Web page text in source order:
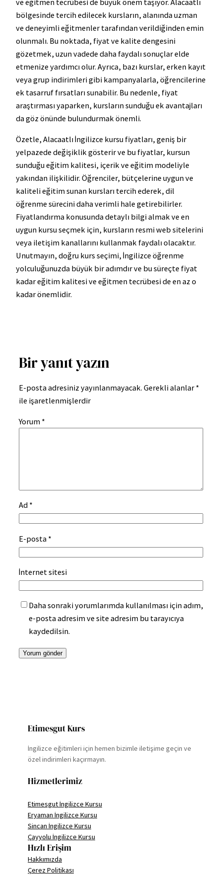
bölgesinde tercih edilecek kursların, alanında uzman
ve deneyimli eğitmenler tarafından verildiğinden emin
olunmalı. Bu noktada, fiyat ve kalite dengesini
gözetmek, uzun vadede daha faydalı sonuçlar elde
etmenize yardımcı olur. Ayrıca, bazı kurslar, erken kayıt
veya grup indirimleri gibi kampanyalarla, öğrencilerine
ek tasarruf fırsatları sunabilir. Bu nedenle, fiyat
araştırması yaparken, kursların sunduğu ek avantajları
da göz önünde bulundurmak önemli.
Özetle, Alacaatlı İngilizce kursu fiyatları, geniş bir
yelpazede değişiklik gösterir ve bu fiyatlar, kursun
sunduğu eğitim kalitesi, içerik ve eğitim modeliyle
yakından ilişkilidir. Öğrenciler, bütçelerine uygun ve
kaliteli eğitim sunan kursları tercih ederek, dil
öğrenme sürecini daha verimli hale getirebilirler.
Fiyatlandırma konusunda detaylı bilgi almak ve en
uygun kursu seçmek için, kursların resmi web sitelerini
veya iletişim kanallarını kullanmak faydalı olacaktır.
Unutmayın, doğru kurs seçimi, İngilizce öğrenme
yolculuğunuzda büyük bir adımdır ve bu süreçte fiyat
kadar eğitim kalitesi ve eğitmen tecrübesi de en az o
kadar önemlidir.
Bir yanıt yazın
E-posta adresiniz yayınlanmayacak. Gerekli alanlar *
ile işaretlenmişlerdir
Yorum *
Ad *
E-posta *
İnternet sitesi
Daha sonraki yorumlarımda kullanılması için adım,
e-posta adresim ve site adresim bu tarayıcıya
kaydedilsin.
Etimesgut Kurs
İngilizce eğitimleri için hemen bizimle iletişime geçin ve
özel indirimleri kaçırmayın.
Hizmetlerimiz
Etimesgut İngilizce Kursu
Eryaman İngilizce Kursu
Sincan İngilizce Kursu
Çayyolu İngilizce Kursu
Hızlı Erişim
Hakkımızda
Çerez Politikası